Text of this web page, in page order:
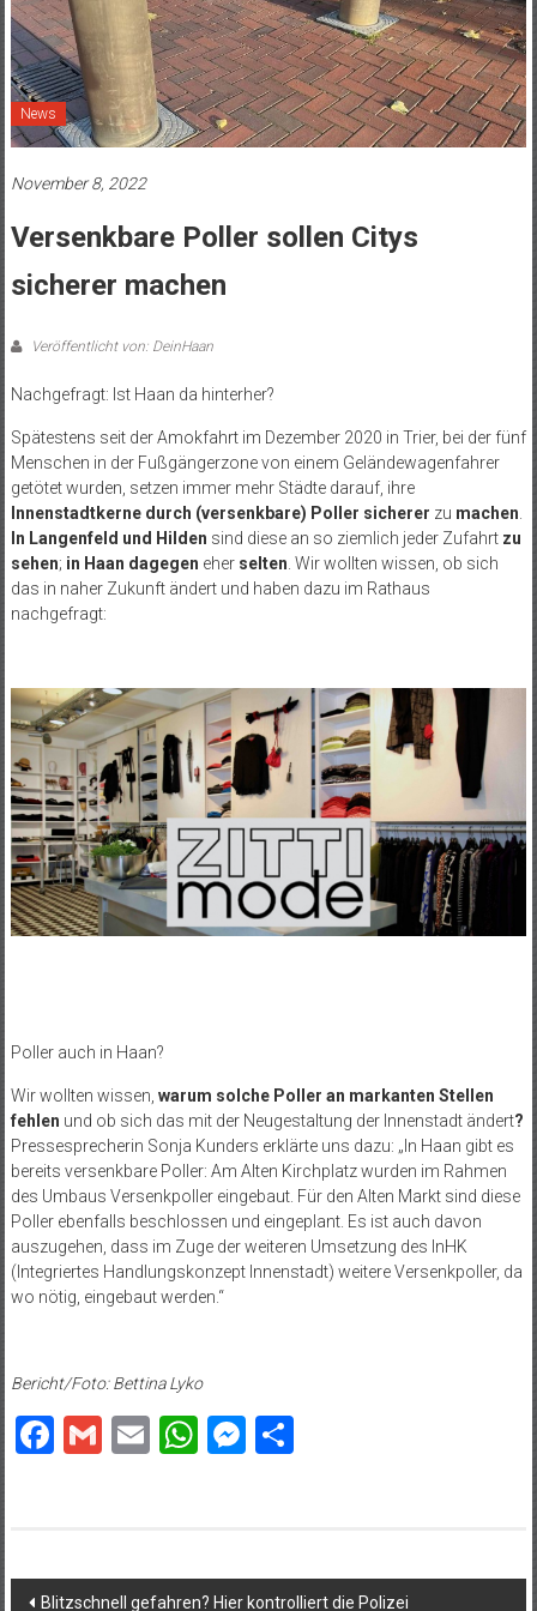
News
November 8, 2022
Versenkbare Poller sollen Citys
sicherer machen
Veröffentlicht von: DeinHaan
Nachgefragt: Ist Haan da hinterher?
Spätestens seit der Amokfahrt im Dezember 2020 in Trier, bei der fünf
Menschen in der Fußgängerzone von einem Geländewagenfahrer
getötet wurden, setzen immer mehr Städte darauf, ihre
Innenstadtkerne durch (versenkbare) Poller sicherer zu machen
In Langenfeld und Hilden sind diese an so ziemlich jeder Zufahrt zu
sehen; in Haan dagegen eher selten . Wir wollten wissen, ob sich
das in naher Zukunft ändert und haben dazu im Rathaus
nachgefragt:
Poller auch in Haan?
Wir wollten wissen, warum solche Poller an markanten Stellen
fehlen und ob sich das mit der Neugestaltung der Innenstadt ändert?
Pressesprecherin Sonja Kunders erklärte uns dazu: „In Haan gibt es
bereits versenkbare Poller: Am Alten Kirchplatz wurden im Rahmen
des Umbaus Versenkpoller eingebaut. Für den Alten Markt sind diese
Poller ebenfalls beschlossen und eingeplant. Es ist auch davon
auszugehen, dass im Zuge der weiteren Umsetzung des InHK
(Integriertes Handlungskonzept Innenstadt) weitere Versenkpoller, da
wo nötig, eingebaut werden.“
Bericht/Foto: Bettina Lyko
Facebook
GmailEmailWhatsApp
Messenger
Beitragsnavigation
Blitzschnell gefahren? Hier kontrolliert die Polizei